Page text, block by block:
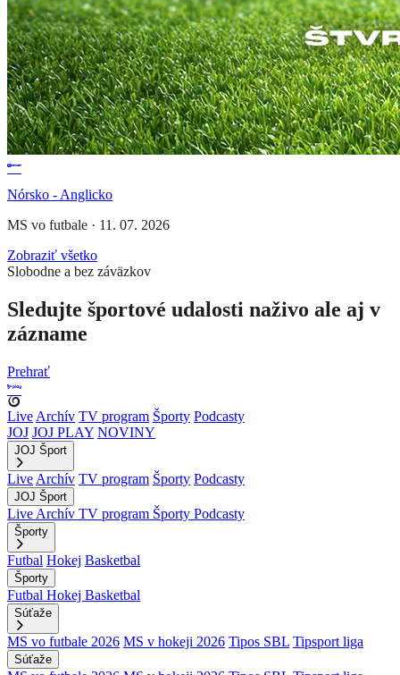
Nórsko - Anglicko
MS vo futbale · 11. 07. 2026
Zobraziť všetko
Slobodne a bez záväzkov
Sledujte športové udalosti naživo ale aj v
zázname
Prehrať
Live Archív TV program Športy Podcasty
JOJ JOJ PLAY NOVINY
JOJ Šport
Live Archív TV program Športy Podcasty
JOJ Šport
Live Archív TV program Športy Podcasty
Športy
Futbal Hokej Basketbal
Športy
Futbal Hokej Basketbal
Súťaže
MS vo futbale 2026 MS v hokeji 2026 Tipos SBL Tipsport liga
Súťaže